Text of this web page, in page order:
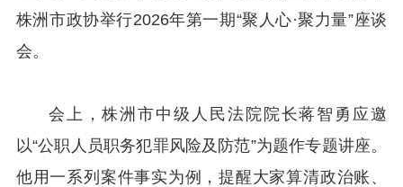
株洲市政协举行2026年第一期“聚人心·聚力量”座谈
会。
会上，株洲市中级人民法院院长蒋智勇应邀
以“公职人员职务犯罪风险及防范”为题作专题讲座。
他用一系列案件事实为例，提醒大家算清政治账、